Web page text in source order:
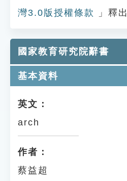
灣3.0版授權條款
」釋出
國家教育研究院辭書
基本資料
英文：
arch
作者：
蔡益超